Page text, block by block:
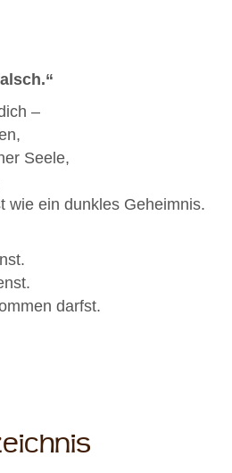
–
Seele,
wie ein dunkles Geheimnis.
darfst.